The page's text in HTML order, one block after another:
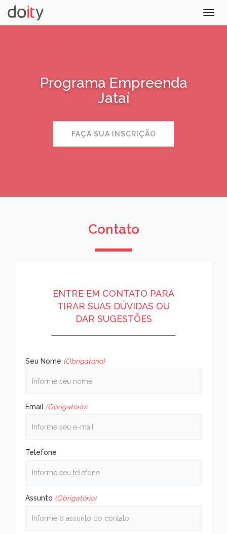
Programa Empreenda
Jataí
FAÇA SUA INSCRIÇÃO
Contato
ENTRE EM CONTATO PARA
TIRAR SUAS DÚVIDAS OU
DAR SUGESTÕES
Seu Nome (Obrigatório)
Email (Obrigatório)
Telefone
Assunto (Obrigatório)